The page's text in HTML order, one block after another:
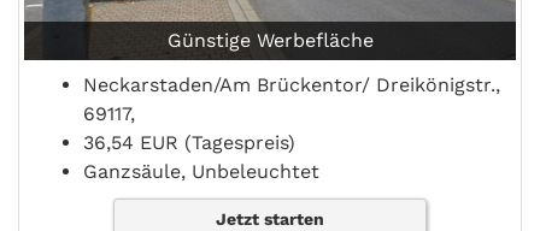
Günstige Werbefläche
Neckarstaden/Am Brückentor/ Dreikönigstr.,
69117,
36,54 EUR (Tagespreis)
Ganzsäule, Unbeleuchtet
Jetzt starten